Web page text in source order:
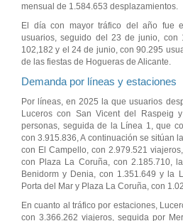
mensual de 1.584.653 desplazamientos.
El día con mayor tráfico del año fue
usuarios, seguido del 23 de junio, con
102,182 y el 24 de junio, con 90.295
de las fiestas de Hogueras de Alicante.
Demanda por líneas y estaciones
Por líneas, en 2025 la que usuarios
Luceros con San Vicent del Raspeig
personas, seguida de la Línea 1, que
con 3.915.836, A continuación se sitúan
con El Campello, con 2.979.521
con Plaza La Coruña, con 2.185.710,
Benidorm y Denia, con 1.351.649 y la
Porta del Mar y Plaza La Coruña, con
En cuanto al tráfico por estaciones,
con 3.366.262 viajeros, seguida por